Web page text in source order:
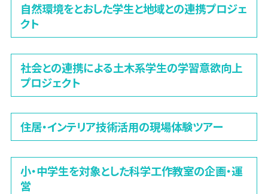
自然環境をとおした学生と地域との連携プロジェ
クト
社会との連携による土木系学生の学習意欲向上
プロジェクト
住居・インテリア技術活用の現場体験ツアー
小・中学生を対象とした科学工作教室の企画・運
営